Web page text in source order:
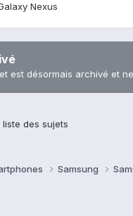
Nexus
est désormais archivé et
des sujets
Samsung